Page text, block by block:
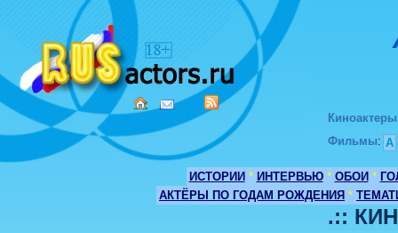
Киноактеры
Фильмы: А
ИСТОРИИ * ИНТЕРВЬЮ * ОБОИ *
АКТЁРЫ ПО ГОДАМ РОЖДЕНИЯ *
.::